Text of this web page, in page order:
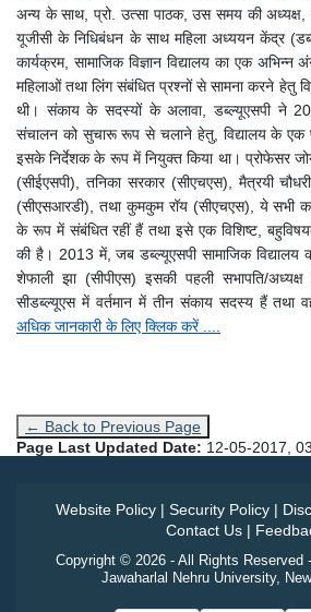
अन्य के साथ, प्रो. उत्सा पाठक, उस समय की अध्यक्ष, ने
यूजीसी के निधिबंधन के साथ महिला अध्ययन केंद्र
कार्यक्रम, सामाजिक विज्ञान विद्यालय का एक अभिन्न
महिलाओं तथा लिंग संबंधित प्रश्नों से सामना करने हेतु
थी। संकाय के सदस्यों के अलावा, डब्ल्यूएसपी ने
संचालन को सुचारू रूप से चलाने हेतु, विद्यालय के एक
इसके निर्देशक के रूप में नियुक्त किया था। प्रोफेसर
(सीईएसपी), तनिका सरकार (सीएचएस), मैत्रयी
(सीएसआरडी), तथा कुमकुम रॉय (सीएचएस), ये सभी
के रूप में संबंधित रहीं हैं तथा इसे एक विशिष्ट,
की है। 2013 में, जब डब्ल्यूएसपी सामाजिक विद्यालय
शेफाली झा (सीपीएस) इसकी पहली सभापति/
सीडब्ल्यूएस में वर्तमान में तीन संकाय सदस्य हैं तथा
अधिक जानकारी के लिए क्लिक करें ....
← Back to Previous Page
Page Last Updated Date: 12-05-2017,
Website Policy | Security Policy |
Contact Us|
Copyright © 2026 - All Rights Reserved
Jawaharlal Nehru University,